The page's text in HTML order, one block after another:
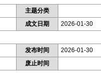
主题分类
成文日期
2026-01-30
发布时间
2026-01-30
废止时间